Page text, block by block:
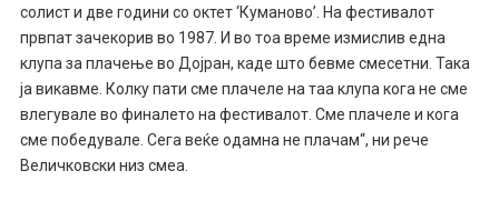
солист и две години со октет ‘Куманово’. На фестивалот
првпат зачекорив во 1987. И во тоа време измислив една
клупа за плачење во Дојран, каде што бевме смесетни. Така
ја викавме. Колку пати сме плачеле на таа клупа кога не сме
влегувале во финалето на фестивалот. Сме плачеле и кога
сме победувале. Сега веќе одамна не плачам“, ни рече
Величковски низ смеа.